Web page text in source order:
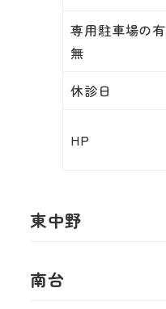
専用駐車場の有
無
休診日
HP
東中野
南台